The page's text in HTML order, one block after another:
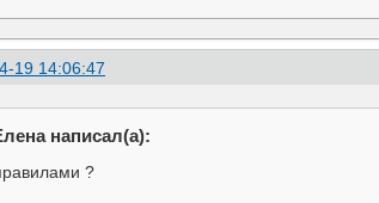
19 14:06:47
написал(а):
?